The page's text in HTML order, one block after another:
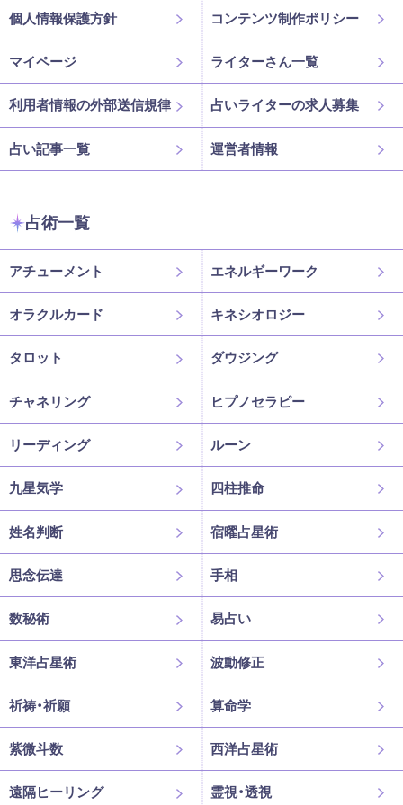
個人情報保護方針 コンテンツ制作ポリシー
マイページ ライターさん一覧
利用者情報の外部送信規律 占いライターの求人募集
占い記事一覧 運営者情報
占術一覧
アチューメント エネルギーワーク
オラクルカード キネシオロジー
タロット ダウジング
チャネリング ヒプノセラピー
リーディング ルーン
九星気学 四柱推命
姓名判断 宿曜占星術
思念伝達 手相
数秘術 易占い
東洋占星術 波動修正
祈祷・祈願 算命学
紫微斗数 西洋占星術
遠隔ヒーリング 霊視・透視